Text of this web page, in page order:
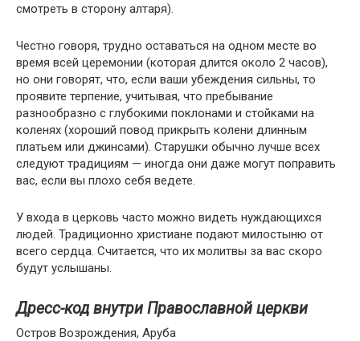
смотреть в сторону алтаря).
Честно говоря, трудно оставаться на одном месте во
время всей церемонии (которая длится около 2 часов),
но они говорят, что, если ваши убеждения сильны, то
проявите терпение, учитывая, что пребывание
разнообразно с глубокими поклонами и стойками на
коленях (хороший повод прикрыть колени длинным
платьем или джинсами). Старушки обычно лучше всех
следуют традициям — иногда они даже могут поправить
вас, если вы плохо себя ведете.
У входа в церковь часто можно видеть нуждающихся
людей. Традиционно христиане подают милостыню от
всего сердца. Считается, что их молитвы за вас скоро
будут услышаны.
Дресс-код внутри Православной церкви
Остров Возрождения, Аруба